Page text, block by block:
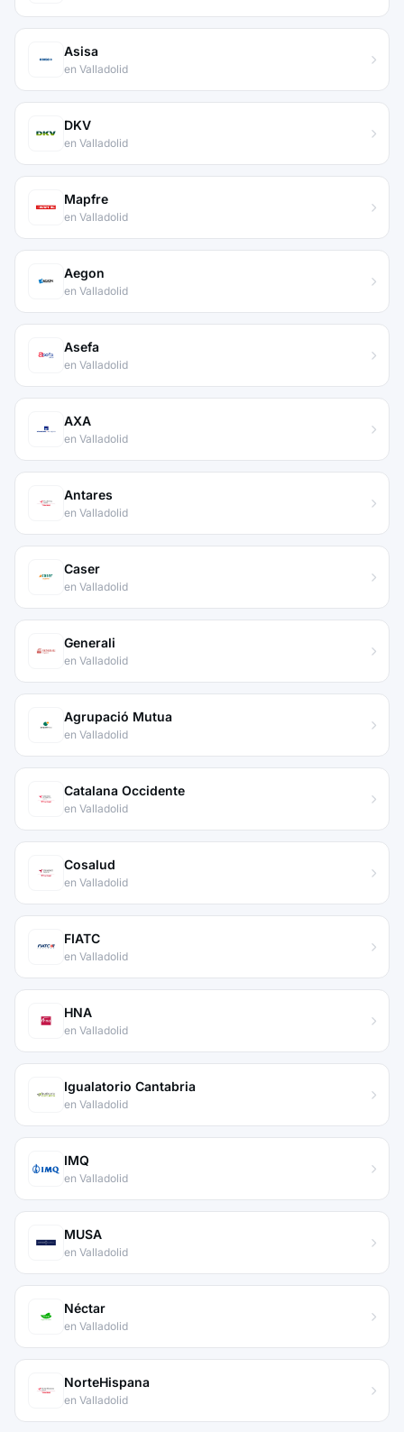
Asisa
en Valladolid
DKV
en Valladolid
Mapfre
en Valladolid
Aegon
en Valladolid
Asefa
en Valladolid
AXA
en Valladolid
Antares
en Valladolid
Caser
en Valladolid
Generali
en Valladolid
Agrupació Mutua
en Valladolid
Catalana Occidente
en Valladolid
Cosalud
en Valladolid
FIATC
en Valladolid
HNA
en Valladolid
Igualatorio Cantabria
en Valladolid
IMQ
en Valladolid
MUSA
en Valladolid
Néctar
en Valladolid
NorteHispana
en Valladolid